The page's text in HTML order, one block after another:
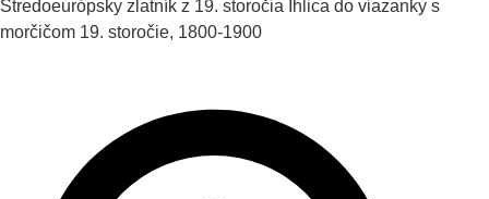
Stredoeurópsky zlatník z 19. storočia
Ihlica do viazanky s
morčičom 19. storočie, 1800-1900